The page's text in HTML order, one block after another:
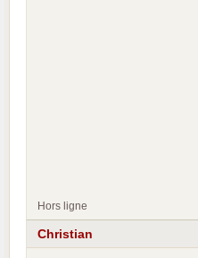
Hors ligne
Christian